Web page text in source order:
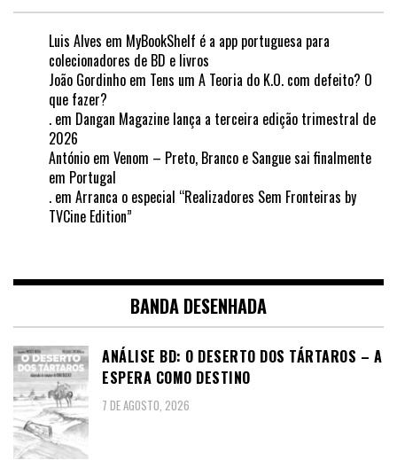
Luis Alves em MyBookShelf é a app portuguesa para
colecionadores de BD e livros
João Gordinho em Tens um A Teoria do K.O. com defeito? O
que fazer?
. em Dangan Magazine lança a terceira edição trimestral de
2026
António em Venom – Preto, Branco e Sangue sai finalmente
em Portugal
. em Arranca o especial “Realizadores Sem Fronteiras by
TVCine Edition”
BANDA DESENHADA
ANÁLISE BD: O DESERTO DOS TÁRTAROS – A
ESPERA COMO DESTINO
7 DE AGOSTO, 2026